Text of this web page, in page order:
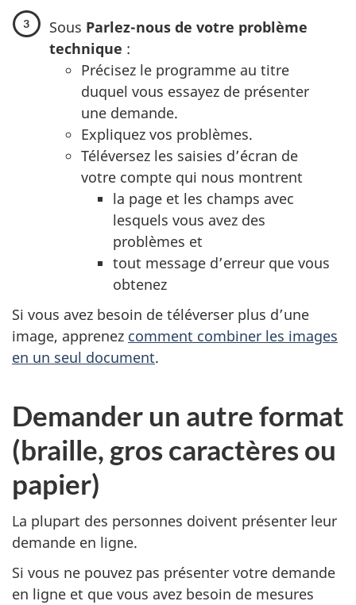
Sous Parlez-nous de votre problème
technique :
Précisez le programme au titre
duquel vous essayez de présenter
une demande.
Expliquez vos problèmes.
Téléversez les saisies d’écran de
votre compte qui nous montrent
la page et les champs avec
lesquels vous avez des
problèmes et
tout message d’erreur que vous
obtenez
Si vous avez besoin de téléverser plus d’une
image, apprenez comment combiner les images
en un seul document.
Demander un autre format
(braille, gros caractères ou
papier)
La plupart des personnes doivent présenter leur
demande en ligne.
Si vous ne pouvez pas présenter votre demande
en ligne et que vous avez besoin de mesures